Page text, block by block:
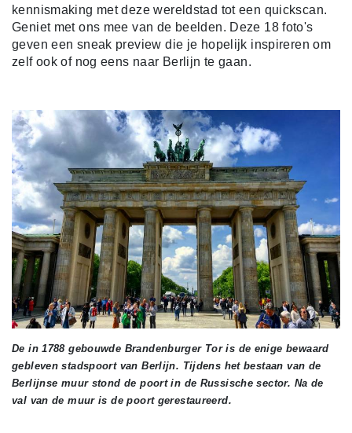
kennismaking met deze wereldstad tot een quickscan.
Geniet met ons mee van de beelden. Deze 18 foto's
geven een sneak preview die je hopelijk inspireren om
zelf ook of nog eens naar Berlijn te gaan.
De in 1788 gebouwde Brandenburger Tor is de enige bewaard
gebleven stadspoort van Berlijn. Tijdens het bestaan van de
Berlijnse muur stond de poort in de Russische sector. Na de
val van de muur is de poort gerestaureerd.